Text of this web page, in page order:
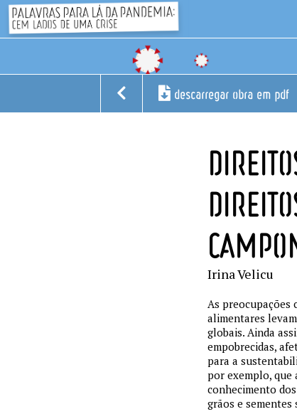
descarregar obra em pdf
Irina Velicu
As preocupações
alimentares
globais. Ainda
empobrecidas,
para a
por exemplo, que
conhecimento
grãos e